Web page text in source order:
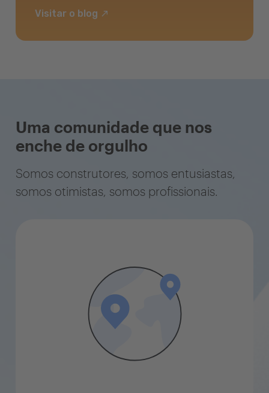
Visitar o blog
Uma comunidade que nos
enche de orgulho
Somos construtores, somos entusiastas,
somos otimistas, somos profissionais.